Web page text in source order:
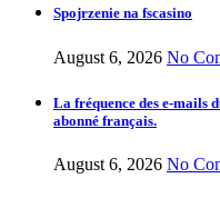
Spojrzenie na fscasino
August 6, 2026 No
La fréquence des e-mails
abonné français.
August 6, 2026 No